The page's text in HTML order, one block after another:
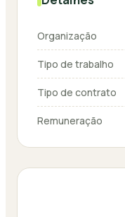
Organização
Tipo de trabalho
Tipo de contrato
Remuneração